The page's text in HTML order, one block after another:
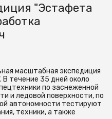
"Эстафета
масштабная экспедиция
течение 35 дней около
по заснеженной
и ледовой поверхности, по
автономности тестируют
техники, а также